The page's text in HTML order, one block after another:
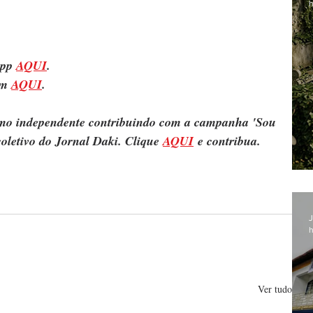
AQUI.
AQUI.
independente contribuindo com a campanha 'Sou
do Jornal Daki. Clique AQUI e contribua.
Ver tudo